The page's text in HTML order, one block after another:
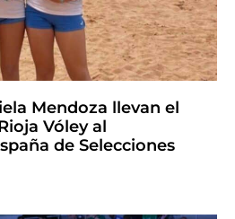
Mendoza llevan el
Vóley al
de Selecciones